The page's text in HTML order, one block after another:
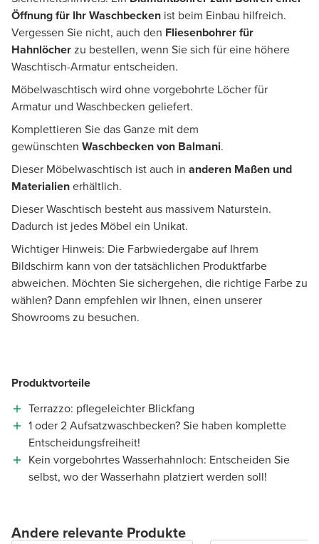
Öffnung für Ihr Waschbecken ist beim Einbau hilfreich.
Vergessen Sie nicht, auch den Fliesenbohrer für
Hahnlöcherzu bestellen, wenn Sie sich für eine höhere
Waschtisch-Armatur entscheiden.
Möbelwaschtisch wird ohne vorgebohrte Löcher für
Armatur und Waschbecken geliefert.
Komplettieren Sie das Ganze mit dem
gewünschten Waschbecken von Balmani.
Dieser Möbelwaschtisch ist auch in anderen Maßen und
Materialienerhältlich.
Dieser Waschtisch besteht aus massivem Naturstein.
Dadurch ist jedes Möbel ein Unikat.
Wichtiger Hinweis: Die Farbwiedergabe auf Ihrem
Bildschirm kann von der tatsächlichen Produktfarbe
abweichen. Möchten Sie sichergehen, die richtige Farbe zu
wählen? Dann empfehlen wir Ihnen, einen unserer
Showrooms zu besuchen.
Produktvorteile
Terrazzo: pflegeleichter Blickfang
1 oder 2 Aufsatzwaschbecken? Sie haben komplette
Entscheidungsfreiheit!
Kein vorgebohrtes Wasserhahnloch: Entscheiden Sie
selbst, wo der Wasserhahn platziert werden soll!
Andere relevante Produkte